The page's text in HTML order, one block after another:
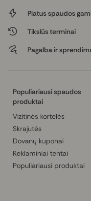
Platus spaudos
Tikslūs terminai
Pagalba ir
Populiariausi spaudos
produktai
Vizitinės kortelės
Skrajutės
Dovanų kuponai
Reklaminiai tentai
Populiariausi produktai